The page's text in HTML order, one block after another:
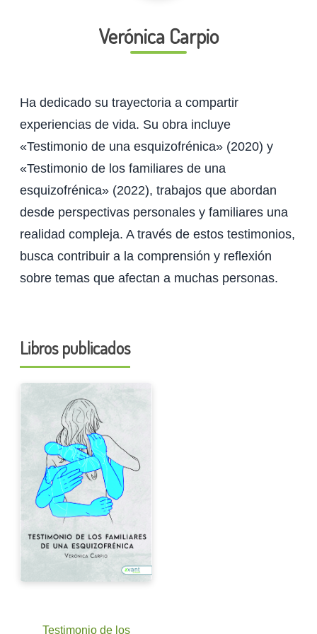
Verónica Carpio
Ha dedicado su trayectoria a compartir
experiencias de vida. Su obra incluye
«Testimonio de una esquizofrénica» (2020) y
«Testimonio de los familiares de una
esquizofrénica» (2022), trabajos que abordan
desde perspectivas personales y familiares una
realidad compleja. A través de estos testimonios,
busca contribuir a la comprensión y reflexión
sobre temas que afectan a muchas personas.
Libros publicados
Testimonio de los